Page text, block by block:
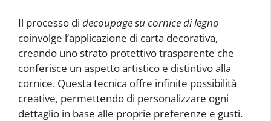
Il processo di decoupage su cornice di legno
coinvolge l’applicazione di carta decorativa,
creando uno strato protettivo trasparente che
conferisce un aspetto artistico e distintivo alla
cornice. Questa tecnica offre infinite possibilità
creative, permettendo di personalizzare ogni
dettaglio in base alle proprie preferenze e gusti.